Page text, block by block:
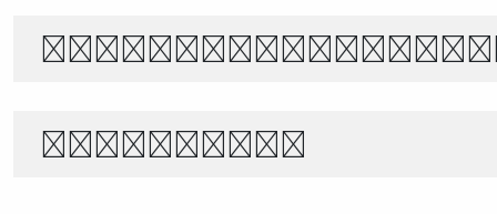
The quick brown
1234567890